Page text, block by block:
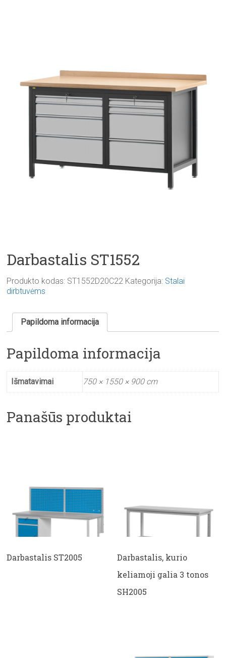
Darbastalis ST1552
Produkto kodas: ST1552D20C22 Kategorija: Stalai
dirbtuvėms
Papildoma informacija
Papildoma informacija
Išmatavimai 750 × 1550 × 900 cm
Panašūs produktai
Darbastalis ST2005
Darbastalis, kurio
keliamoji galia 3 tonos
SH2005